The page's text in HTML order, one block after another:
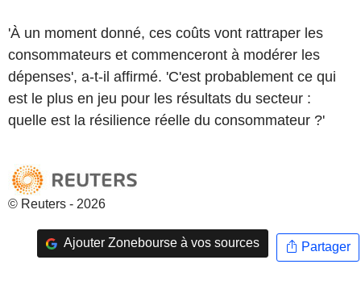
'À un moment donné, ces coûts vont rattraper les
consommateurs et commenceront à modérer les
dépenses', a-t-il affirmé. 'C'est probablement ce qui
est le plus en jeu pour les résultats du secteur :
quelle est la résilience réelle du consommateur ?'
© Reuters - 2026
Ajouter Zonebourse à vos sources Partager